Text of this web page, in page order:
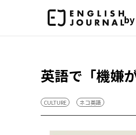
英語で「機嫌
CULTURE ネコ英語